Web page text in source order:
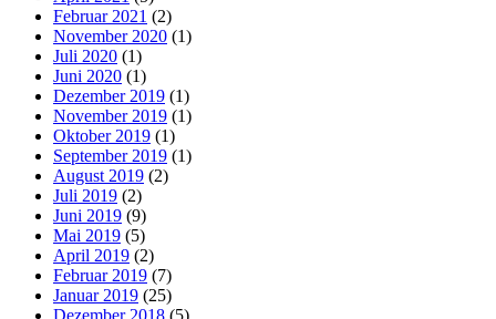
Februar 2021 (2)
November 2020 (1)
Juli 2020 (1)
Juni 2020 (1)
Dezember 2019 (1)
November 2019 (1)
Oktober 2019 (1)
September 2019 (1)
August 2019 (2)
Juli 2019 (2)
Juni 2019 (9)
Mai 2019 (5)
April 2019 (2)
Februar 2019 (7)
Januar 2019 (25)